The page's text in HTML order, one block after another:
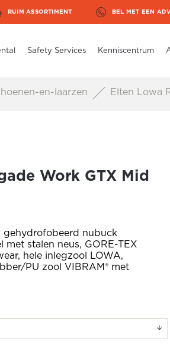
RUIM ASSORTIMENT BEL MET EEN
Safety Services Kenniscentrum
en-laarzen Elten Lowa
Work GTX Mid
gehydrofobeerd nubuck
stalen neus, GORE-TEX
hele inlegzool LOWA,
PU zool VIBRAM® met